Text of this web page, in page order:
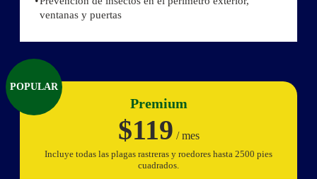
ventanas y puertas
POPULAR
Premium
$119 / mes
Incluye todas las plagas rastreras y roedores hasta 2500 pies
cuadrados.